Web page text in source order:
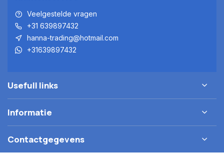
Veelgestelde vragen
+31 639897432
hanna-trading@hotmail.com
+31639897432
Usefull links
Informatie
Contactgegevens